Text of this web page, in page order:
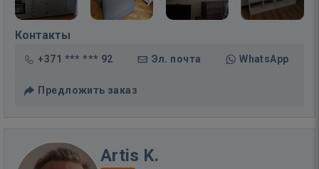
Контакты
+371 *** *** 92 Эл. почта WhatsApp
Предложить заказ
Artis K.